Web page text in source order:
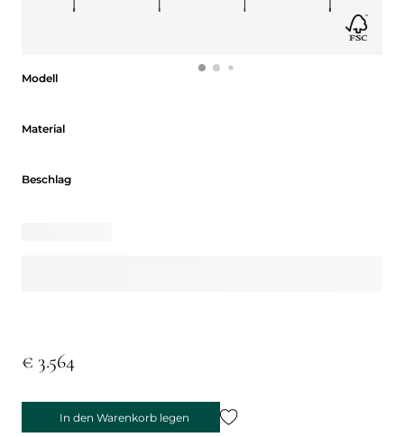
Modell
Material
Beschlag
€ 3.564
In den Warenkorb legen